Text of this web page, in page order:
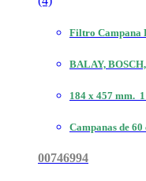
Filtro Campana
BALAY,
184 x 457 mm.
Campanas de 60
00746994